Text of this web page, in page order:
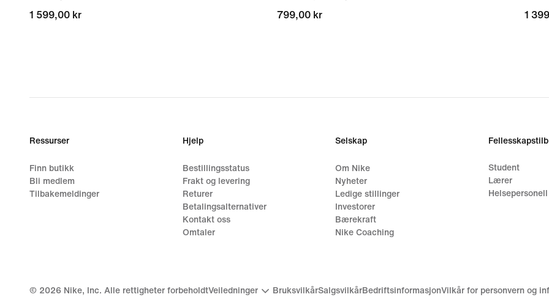
1 599,00 kr
1 599,00 kr
799,00 kr
799,00 kr
1
1
Ressurser
Finn butikk
Bli medlem
Tilbakemeldinger
Hjelp
Bestillingsstatus
Frakt og levering
Returer
Betalingsalternativer
Kontakt oss
Omtaler
Selskap
Om Nike
Nyheter
Ledige stillinger
Investorer
Bærekraft
Nike Coaching
Student
Lærer
Helsepersonell
© 2026 Nike, Inc. Alle rettigheter forbeholdtVeiledninger BruksvilkårSalgsvilkårBedriftsinformasjonVilkår for personvern og